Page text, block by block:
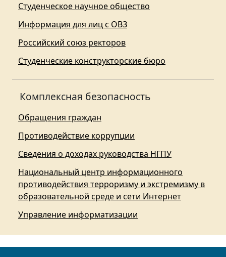
Студенческое научное общество
Информация для лиц с ОВЗ
Российский союз ректоров
Студенческие конструкторские бюро
Комплексная безопасность
Обращения граждан
Противодействие коррупции
Сведения о доходах руководства НГПУ
Национальный центр информационного
противодействия терроризму и экстремизму в
образовательной среде и сети Интернет
Управление информатизации